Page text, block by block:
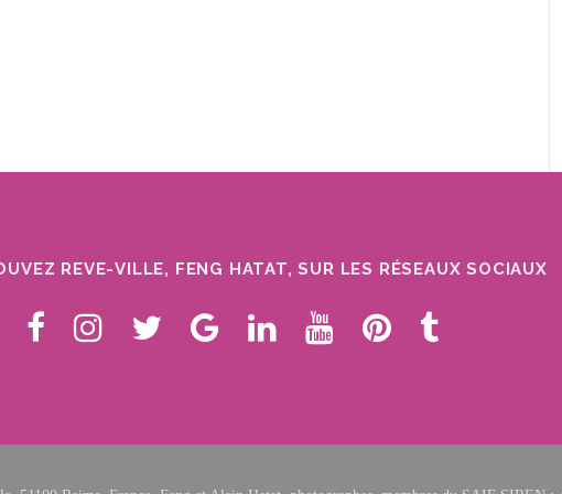
REVE-VILLE, FENG HATAT, SUR LES RÉSEAUX SOCIAUX